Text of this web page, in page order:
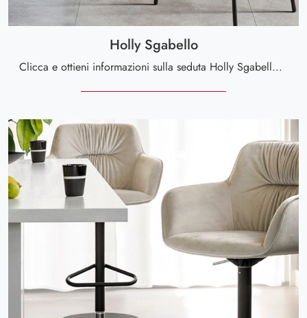
Holly Sgabello
Clicca e ottieni informazioni sulla seduta Holly Sgabello di Calligaris in pelle: le più originali Sedie sgabelli moderne ti attendono.